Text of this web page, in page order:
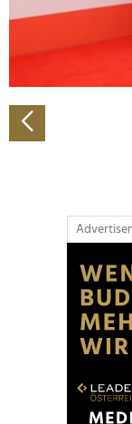
personalisieren,
zu können und
analysieren.
Partner führen
weiteren Daten